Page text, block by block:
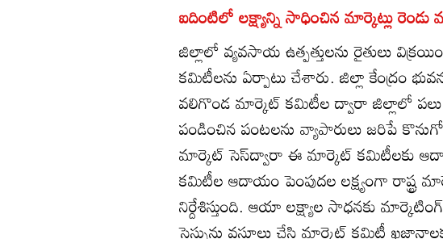
ఐదింటిలో లక్ష్యాన్ని సాధించిన మార్కెట్లు
జిల్లాలో వ్యవసాయ ఉత్పత్తులను రైతులు
కమిటీలను ఏర్పాటు చేశారు. జిల్లా కేంద్రం
వలిగొండ మార్కెట్‌ కమిటీల ద్వారా జిల్లాలో పలు
పండించిన పంటలను వ్యాపారులు జరిపే
మార్కెట్‌ సెస్‌ద్వారా ఈ మార్కెట్‌ కమిటీలకు
కమిటీల ఆదాయం పెంపుదల లక్ష్యంగా రాష్ట్ర
నిర్దేశిస్తుంది. ఆయా లక్ష్యాల సాధనకు
సెస్సును వసూలు చేసి మార్కెట్‌ కమిటీ